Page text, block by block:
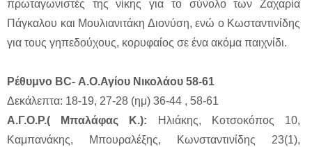
πρωταγωνιστές της νίκης για το σύνολο των Ζαχαρία
Πάγκαλου και Μουλιανιτάκη Διονύση, ενώ ο Κωσταντινίδης
για τους γηπεδούχους, κορυφαίος σε ένα ακόμα παιχνίδι.
Ρέθυμνο BC- Α.Ο.Αγίου Νικολάου 58-61
Δεκάλεπτα: 18-19, 27-28 (ημ) 36-44 , 58-61
Α.Γ.Ο.Ρ.( Μπαλάφας Κ.): Ηλιάκης, Κοτσοκόπος 10,
Καμπανάκης, Μπουραλέξης, Κωνσταντινίδης 23(1),